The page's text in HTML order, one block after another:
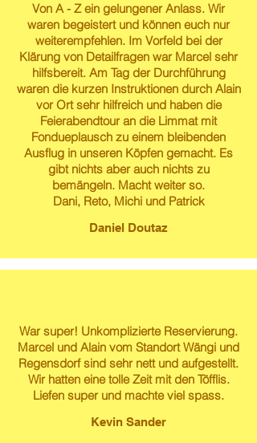
Von A - Z ein gelungener Anlass. Wir
waren begeistert und können euch nur
weiterempfehlen. Im Vorfeld bei der
Klärung von Detailfragen war Marcel sehr
hilfsbereit. Am Tag der Durchführung
waren die kurzen Instruktionen durch Alain
vor Ort sehr hilfreich und haben die
Feierabendtour an die Limmat mit
Fondueplausch zu einem bleibenden
Ausflug in unseren Köpfen gemacht. Es
gibt nichts aber auch nichts zu
bemängeln. Macht weiter so.
Dani, Reto, Michi und Patrick
Daniel Doutaz
War super! Unkomplizierte Reservierung.
Marcel und Alain vom Standort Wängi und
Regensdorf sind sehr nett und aufgestellt.
Wir hatten eine tolle Zeit mit den Töfflis.
Liefen super und machte viel spass.
Kevin Sander